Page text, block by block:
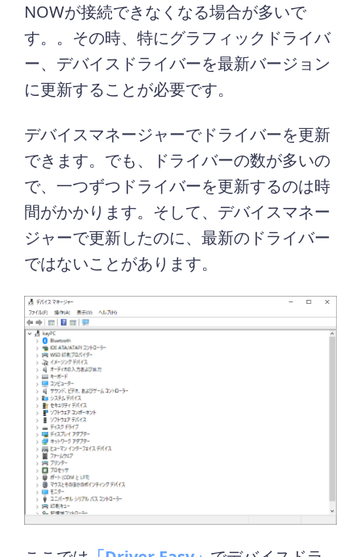
NOWが接続できなくなる場合が多いで
す。。その時、特にグラフィックドライバ
ー、デバイスドライバーを最新バージョン
に更新することが必要です。
デバイスマネージャーでドライバーを更新
できます。でも、ドライバーの数が多いの
で、一つずつドライバーを更新するのは時
間がかかります。そして、デバイスマネー
ジャーで更新したのに、最新のドライバー
ではないことがあります。